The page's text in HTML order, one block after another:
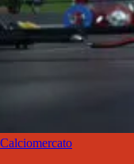
Calciomercato